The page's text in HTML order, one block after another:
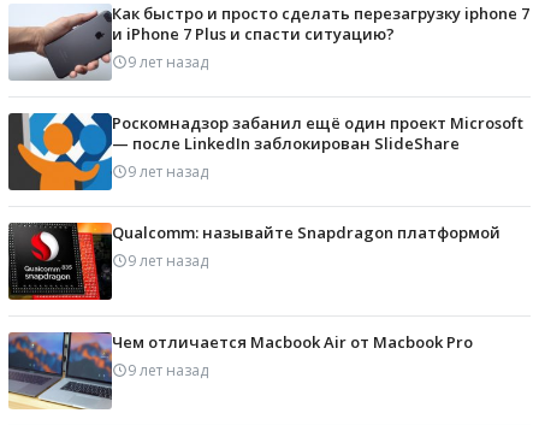
Как быстро и просто сделать перезагрузку iphone 7
и iPhone 7 Plus и спасти ситуацию?
9 лет назад
Роскомнадзор забанил ещё один проект Microsoft
— после LinkedIn заблокирован SlideShare
9 лет назад
Qualcomm: называйте Snapdragon платформой
9 лет назад
Чем отличается Macbook Air от Macbook Pro
9 лет назад